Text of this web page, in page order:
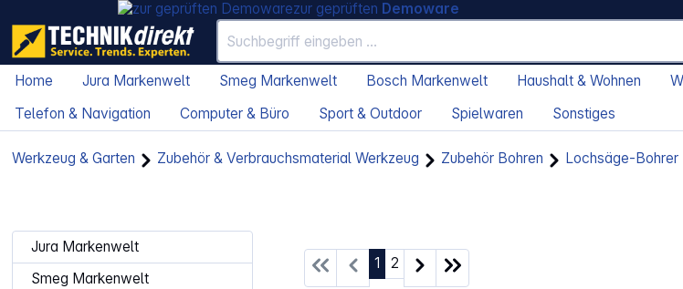
zur geprüften Demoware
Home Jura Markenwelt Smeg Markenwelt Bosch Markenwelt Haushalt & Wohnen
Telefon & Navigation
Computer & Büro Sport & Outdoor Spielwaren Sonstiges
Werkzeug & Garten Zubehör & Verbrauchsmaterial Werkzeug Zubehör Bohren Lochsäge-Bohrer
Jura Markenwelt
Smeg Markenwelt
Seite
1 Seite
2